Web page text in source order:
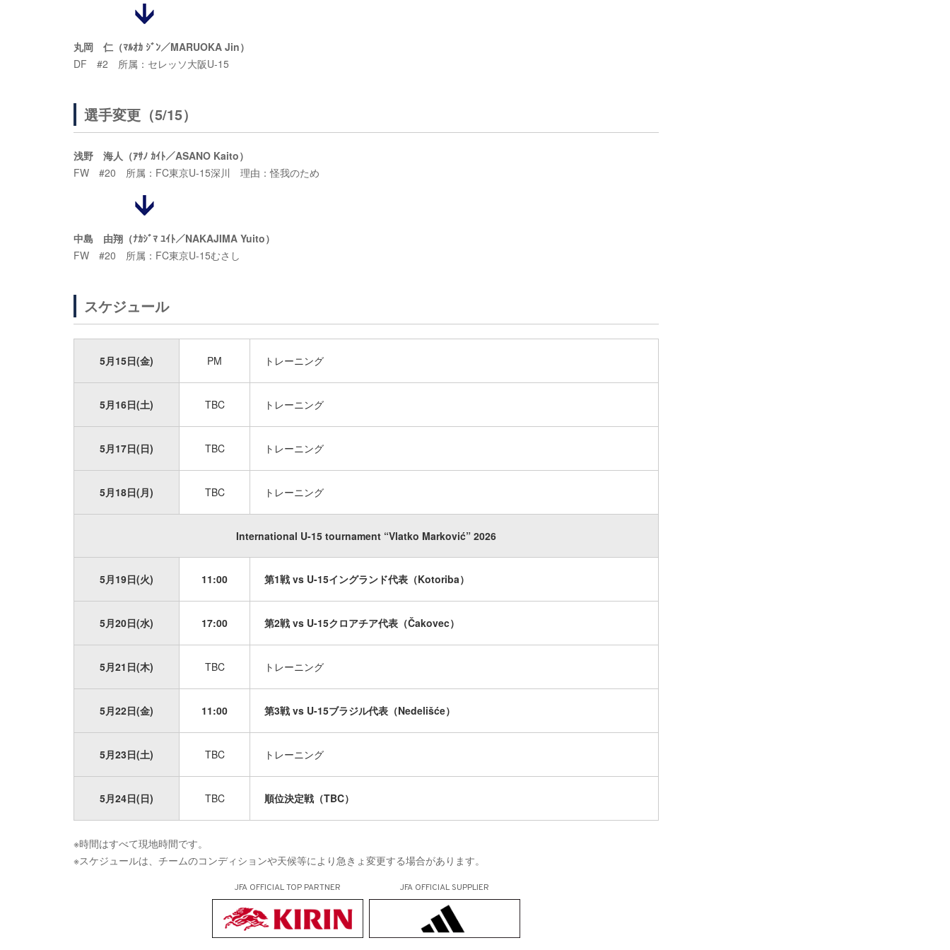
丸岡 仁（ﾏﾙｵｶ ｼﾞﾝ／MARUOKA Jin）
DF #2 所属：セレッソ大阪U-15
選手変更（5/15）
浅野 海人（ｱｻﾉ ｶｲﾄ／ASANO Kaito）
FW #20 所属：FC東京U-15深川 理由：怪我のため
中島 由翔（ﾅｶｼﾞﾏ ﾕｲﾄ／NAKAJIMA Yuito）
FW #20 所属：FC東京U-15むさし
スケジュール
5月15日(金) PM トレーニング
5月16日(土) TBC トレーニング
5月17日(日) TBC トレーニング
5月18日(月) TBC トレーニング
International U-15 tournament “Vlatko Marković” 2026
5月19日(火) 11:00 第1戦 vs U-15イングランド代表（Kotoriba）
5月20日(水) 17:00 第2戦 vs U-15クロアチア代表（Čakovec）
5月21日(木) TBC トレーニング
5月22日(金) 11:00 第3戦 vs U-15ブラジル代表（Nedelišće）
5月23日(土) TBC トレーニング
5月24日(日) TBC 順位決定戦（TBC）
※時間はすべて現地時間です。
※スケジュールは、チームのコンディションや天候等により急きょ変更する場合があります。
JFA OFFICIALTOP PARTNER JFA OFFICIAL SUPPLIER